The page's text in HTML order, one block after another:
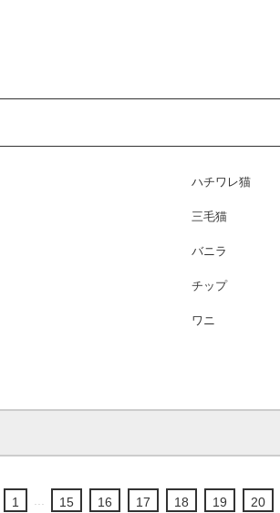
ハチワレ猫
三毛猫
バニラ
チップ
ワニ
1 ... 15 16 17 18 19 20